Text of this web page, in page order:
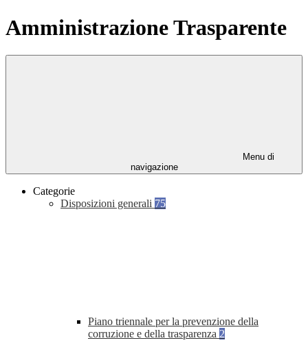
Amministrazione Trasparente
Menu di
navigazione
Categorie
Disposizioni generali 75
Piano triennale per la prevenzione della
corruzione e della trasparenza 2